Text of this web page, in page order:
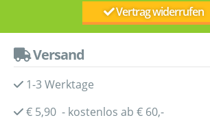
Vertrag widerrufen
Versand
1-3 Werktage
€ 5,90 - kostenlos ab € 60,-